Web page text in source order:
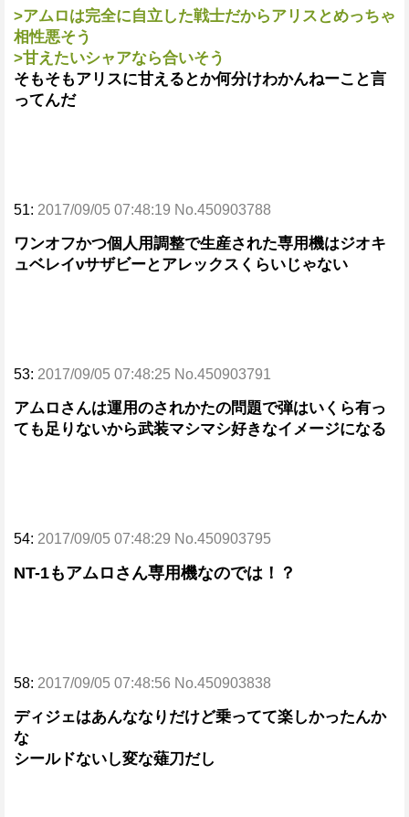
>アムロは完全に自立した戦士だからアリスとめっちゃ
相性悪そう
>甘えたいシャアなら合いそう
そもそもアリスに甘えるとか何分けわかんねーこと言
ってんだ
51: 2017/09/05 07:48:19 No.450903788
ワンオフかつ個人用調整で生産された専用機はジオキ
ュベレイνサザビーとアレックスくらいじゃない
53: 2017/09/05 07:48:25 No.450903791
アムロさんは運用のされかたの問題で弾はいくら有っ
ても足りないから武装マシマシ好きなイメージになる
54: 2017/09/05 07:48:29 No.450903795
NT-1もアムロさん専用機なのでは！？
58: 2017/09/05 07:48:56 No.450903838
ディジェはあんななりだけど乗ってて楽しかったんか
な
シールドないし変な薙刀だし